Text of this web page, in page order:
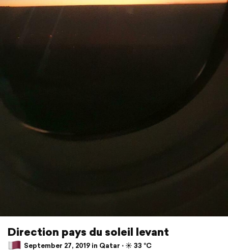
Direction pays du soleil levant
September 27, 2019 in Qatar ⋅ ☀️ 33 °C